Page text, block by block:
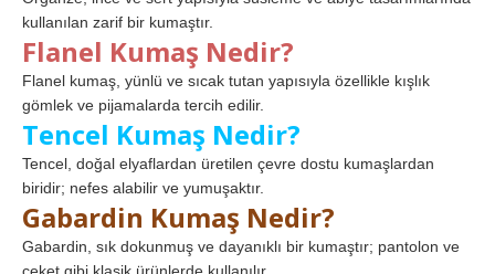
kullanılan zarif bir kumaştır.
Flanel Kumaş Nedir?
Flanel kumaş, yünlü ve sıcak tutan yapısıyla özellikle kışlık
gömlek ve pijamalarda tercih edilir.
Tencel Kumaş Nedir?
Tencel, doğal elyaflardan üretilen çevre dostu kumaşlardan
biridir; nefes alabilir ve yumuşaktır.
Gabardin Kumaş Nedir?
Gabardin, sık dokunmuş ve dayanıklı bir kumaştır; pantolon ve